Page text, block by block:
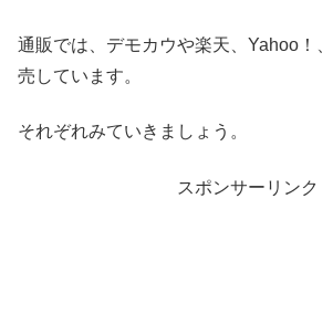
通販では、デモカウや楽天、Yahoo！
売しています。
それぞれみていきましょう。
スポンサーリンク